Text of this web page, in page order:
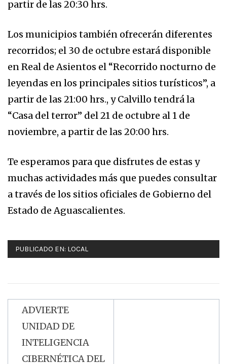
partir de las 20:30 hrs.
Los municipios también ofrecerán diferentes
recorridos; el 30 de octubre estará disponible
en Real de Asientos el “Recorrido nocturno de
leyendas en los principales sitios turísticos”, a
partir de las 21:00 hrs., y Calvillo tendrá la
“Casa del terror” del 21 de octubre al 1 de
noviembre, a partir de las 20:00 hrs.
Te esperamos para que disfrutes de estas y
muchas actividades más que puedes consultar
a través de los sitios oficiales de Gobierno del
Estado de Aguascalientes.
PUBLICADO EN: LOCAL
Navegación
de
entradas
ADVIERTE
UNIDAD DE
INTELIGENCIA
CIBERNÉTICA DEL